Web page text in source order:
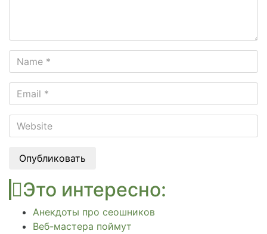
Опубликовать
Это интересно:
Анекдоты про сеошников
Веб-мастера поймут